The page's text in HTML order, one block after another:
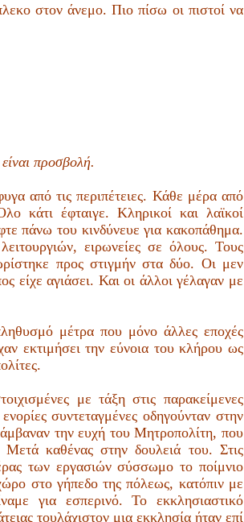
στον άνεμο. Πιο πίσω οι πιστοί να
προσβολή.
από τις περιπέτειες. Κάθε μέρα από
κάτι έφταιγε. Κληρικοί και λαϊκοί
πάνω του κινδύνευε για κακοπάθημα.
ειρωνείες σε όλους. Τους
προς στιγμήν στα δύο. Οι μεν
είχε αγιάσει. Και οι άλλοι γέλαγαν με
μέτρα που μόνο άλλες εποχές
εκτιμήσει την εύνοια του κλήρου ως
με τάξη στις παρακείμενες
συντεταγμένες οδηγούνταν στην
την ευχή του Μητροπολίτη, που
καθένας στην δουλειά του. Στις
των εργασιών σύσσωμο το ποίμνιο
στο γήπεδο της πόλεως, κατόπιν με
για εσπερινό. Το εκκλησιαστικό
τουλάχιστον μια εκκλησία ήταν επί